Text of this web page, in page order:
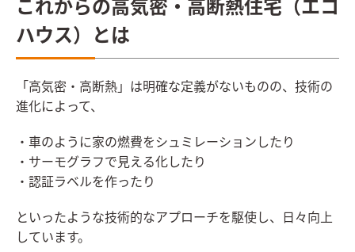
これからの高気密・高断熱住宅（エコ
ハウス）とは
「高気密・高断熱」は明確な定義がないものの、技術の
進化によって、
・車のように家の燃費をシュミレーションしたり
・サーモグラフで見える化したり
・認証ラベルを作ったり
といったような技術的なアプローチを駆使し、日々向上
しています。